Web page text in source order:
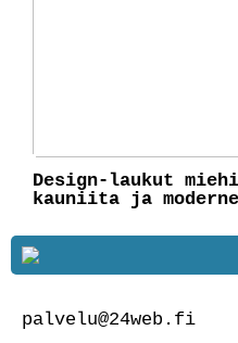
Design-laukut
kauniita ja
palvelu@24web.fi